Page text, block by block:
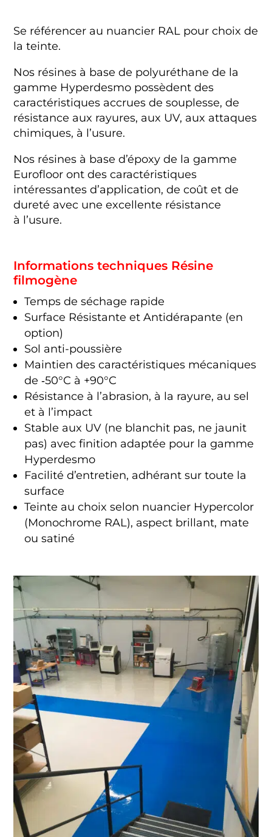
Se référencer au nuancier RAL pour choix de
la teinte.
Nos résines à base de polyuréthane de la
gamme Hyperdesmo possèdent des
caractéristiques accrues de souplesse, de
résistance aux rayures, aux UV, aux attaques
chimiques, à l’usure.
Nos résines à base d’époxy de la gamme
Eurofloor ont des caractéristiques
intéressantes d’application, de coût et de
dureté avec une excellente résistance
à l’usure.
Informations techniques Résine
filmogène
Temps de séchage rapide
Surface Résistante et Antidérapante (en
option)
Sol anti-poussière
Maintien des caractéristiques mécaniques
de ‑50°C à +90°C
Résistance à l’abrasion, à la rayure, au sel
et à l’impact
Stable aux UV (ne blanchit pas, ne jaunit
pas) avec finition adaptée pour la gamme
Hyperdesmo
Facilité d’entretien, adhérant sur toute la
surface
Teinte au choix selon nuancier Hypercolor
(Monochrome RAL), aspect brillant, mate
ou satiné